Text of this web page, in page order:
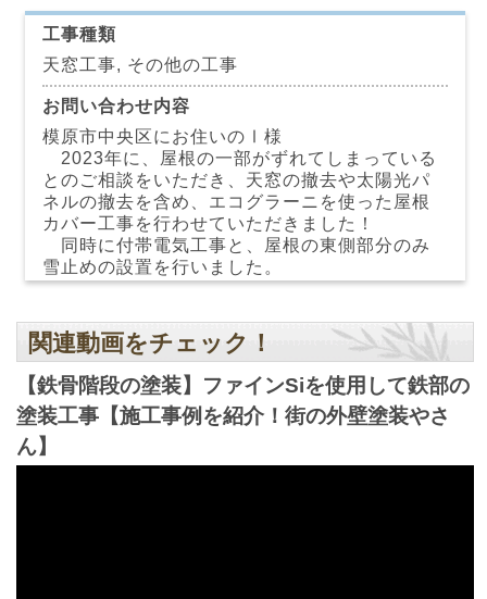
工事種類
天窓工事, その他の工事
お問い合わせ内容
模原市中央区にお住いのⅠ様
2023年に、屋根の一部がずれてしまっている
とのご相談をいただき、天窓の撤去や太陽光パ
ネルの撤去を含め、エコグラーニを使った屋根
カバー工事を行わせていただきました！
同時に付帯電気工事と、屋根の東側部分のみ
雪止めの設置を行いました。
関連動画をチェック！
【鉄骨階段の塗装】ファインSiを使用して鉄部の
塗装工事【施工事例を紹介！街の外壁塗装やさ
ん】